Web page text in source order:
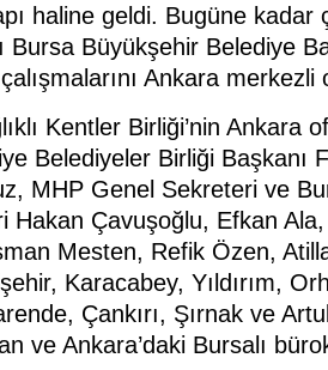
haline geldi. Bugüne kadar
Bursa Büyükşehir Belediye
Ankara
Kentler Birliği’nin Ankara
Belediyeler Birliği Başkanı
MHP Genel Sekreteri ve
Hakan Çavuşoğlu, Efkan
Mesten, Refik Özen,
Karacabey, Yıldırım,
Çankırı, Şırnak ve
ve Ankara’daki Bursalı